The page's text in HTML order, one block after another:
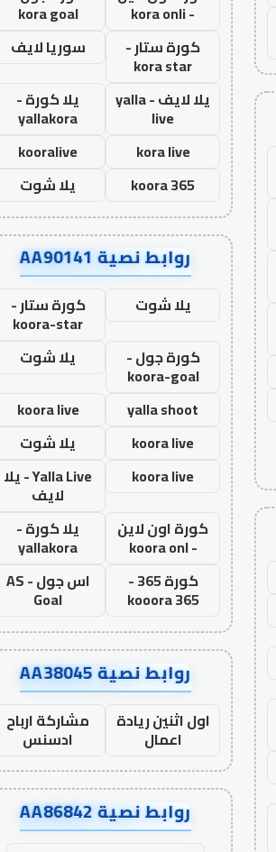
- kora onli
kora goal
كورة ستار -
kora star
سوريا لايف
يلا لايف - yalla
live
يلا كورة -
yallakora
kora live
kooralive
koora 365
يلا شوت
روابط نصية AA90141
يلا شوت كورة ستار -
koora-star
كورة جول -
koora-goal
يلا شوت
yalla shoot
koora live
koora live
يلا شوت
koora live
Yalla Live - يلا
لايف
كورة اون لاين
- koora onl
يلا كورة -
yallakora
كورة 365 -
kooora 365
اس جول - AS
Goal
روابط نصية AA38045
اول اثنين ريادة
اعمال
مشاركة ارباح
ادسنس
روابط نصية AA86842